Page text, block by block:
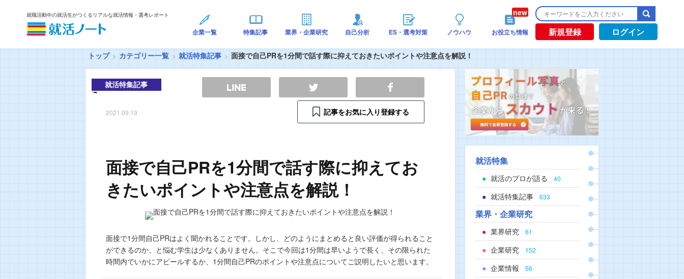
就職活動中の就活生がつくるリアルな就活情報・選考レポート
企業一覧 特集記事 業界・企業研究 自己分析 ES・選考対策 ノウハウ お役立ち情報 新規登録 ログイン
トップ カテゴリー一覧 就活特集記事 面接で自己PRを1分間で話す際に抑えておきたいポイントや注意点を解説！
就活特集記事
2021.09.19 記事をお気に入り登録する
面接で自己PRを1分間で話す際に抑えてお
きたいポイントや注意点を解説！
面接で1分間自己PRはよく聞かれることです。しかし、どのようにまとめると良い評価が得られること
ができるのか、と悩む学生は少なくありません。そこで今回は1分間は早いようで長く、その限られた
時間内でいかにアピールするか、1分間自己PRのポイントや注意点についてご説明したいと思います。
就活特集
就活のプロが語る 40
就活特集記事 633
業界・企業研究
業界研究 61
企業研究 152
企業情報 56